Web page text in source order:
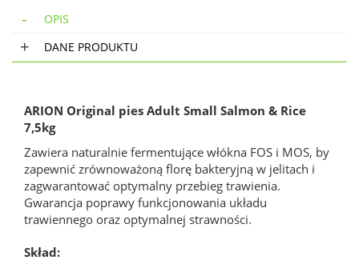
OPIS
DANE PRODUKTU
ARION Original pies Adult Small Salmon & Rice
7,5kg
Zawiera naturalnie fermentujące włókna FOS i MOS, by
zapewnić zrównoważoną florę bakteryjną w jelitach i
zagwarantować optymalny przebieg trawienia.
Gwarancja poprawy funkcjonowania układu
trawiennego oraz optymalnej strawności.
Skład: